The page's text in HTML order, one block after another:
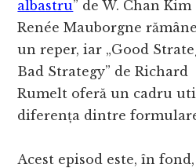
albastru” de W. Chan Kim
Renée Mauborgne rămâne
un reper, iar „Good
Bad Strategy” de Richard
Rumelt oferă un cadru
diferența dintre
Acest episod este, în